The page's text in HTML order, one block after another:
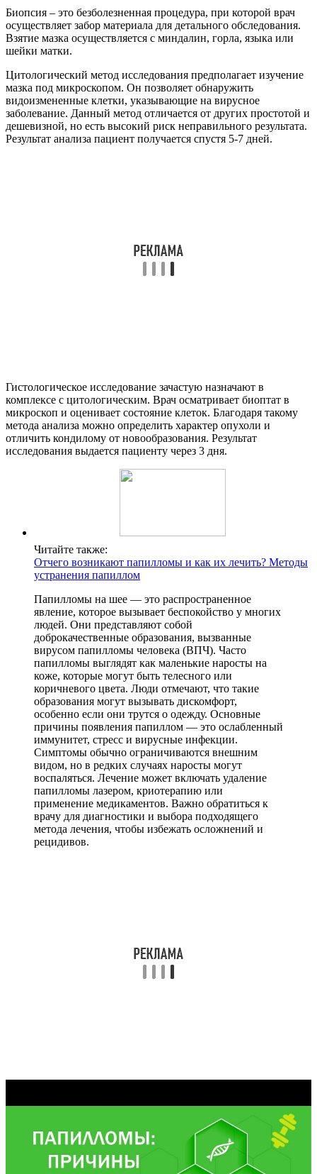
Биопсия – это безболезненная процедура, при которой врач
осуществляет забор материала для детального обследования.
Взятие мазка осуществляется с миндалин, горла, языка или
шейки матки.
Цитологический метод исследования предполагает изучение
мазка под микроскопом. Он позволяет обнаружить
видоизмененные клетки, указывающие на вирусное
заболевание. Данный метод отличается от других простотой и
дешевизной, но есть высокий риск неправильного результата.
Результат анализа пациент получается спустя 5-7 дней.
Гистологическое исследование зачастую назначают в
комплексе с цитологическим. Врач осматривает биоптат в
микроскоп и оценивает состояние клеток. Благодаря такому
метода анализа можно определить характер опухоли и
отличить кондилому от новообразования. Результат
исследования выдается пациенту через 3 дня.
Читайте также:
Отчего возникают папилломы и как их лечить? Методы
устранения папиллом
Папилломы на шее — это распространенное
явление, которое вызывает беспокойство у многих
людей. Они представляют собой
доброкачественные образования, вызванные
вирусом папилломы человека (ВПЧ). Часто
папилломы выглядят как маленькие наросты на
коже, которые могут быть телесного или
коричневого цвета. Люди отмечают, что такие
образования могут вызывать дискомфорт,
особенно если они трутся о одежду. Основные
причины появления папиллом — это ослабленный
иммунитет, стресс и вирусные инфекции.
Симптомы обычно ограничиваются внешним
видом, но в редких случаях наросты могут
воспаляться. Лечение может включать удаление
папилломы лазером, криотерапию или
применение медикаментов. Важно обратиться к
врачу для диагностики и выбора подходящего
метода лечения, чтобы избежать осложнений и
рецидивов.